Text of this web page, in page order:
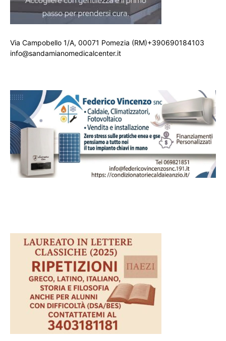
Via Campobello 1/A, 00071 Pomezia (RM)+390690184103
info@sandamianomedicalcenter.it